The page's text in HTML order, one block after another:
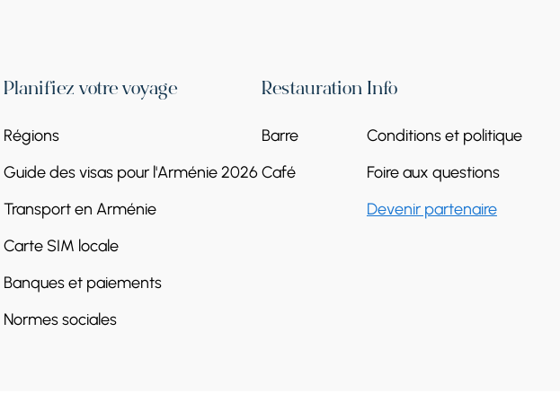
Planifiez votre voyage
Régions
Guide des visas pour l'Arménie 2026
Transport en Arménie
Carte SIM locale
Banques et paiements
Normes sociales
Restauration
Barre
Café
Info
Conditions et politique
Foire aux questions
Devenir partenaire